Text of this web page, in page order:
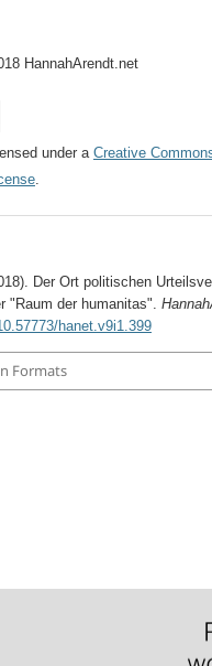
HannahArendt.net
under aCreative
.
Der Ort politischen
"Raum der humanitas".
hanet.v9i1.399
Formats